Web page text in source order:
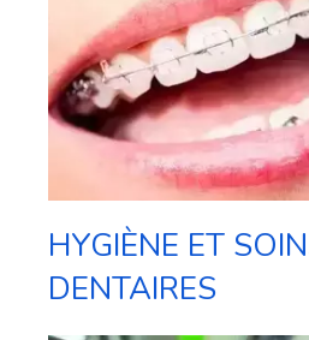
HYGIÈNE ET
DENTAIRES